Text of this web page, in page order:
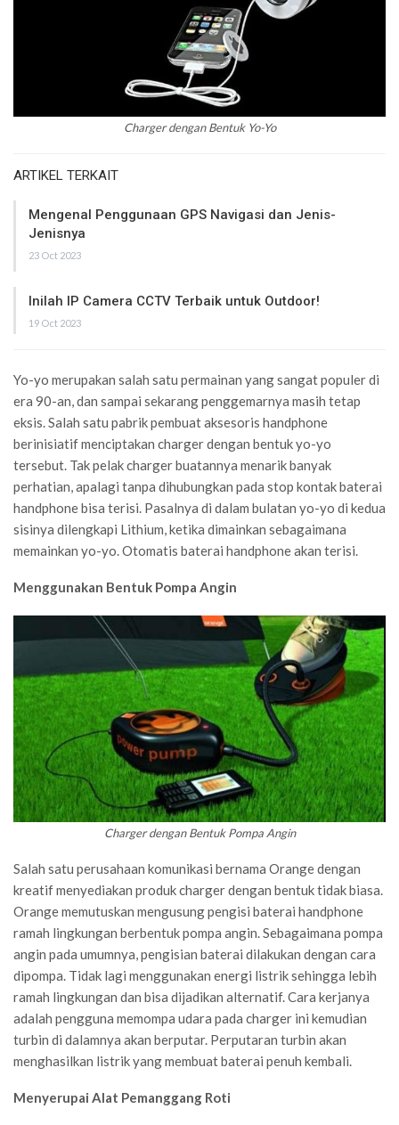
Charger dengan Bentuk Yo-Yo
ARTIKEL TERKAIT
Mengenal Penggunaan GPS Navigasi dan Jenis-
Jenisnya
23 Oct 2023
Inilah IP Camera CCTV Terbaik untuk Outdoor!
19 Oct 2023
Yo-yo merupakan salah satu permainan yang sangat populer di
era 90-an, dan sampai sekarang penggemarnya masih tetap
eksis. Salah satu pabrik pembuat aksesoris handphone
berinisiatif menciptakan charger dengan bentuk yo-yo
tersebut. Tak pelak charger buatannya menarik banyak
perhatian, apalagi tanpa dihubungkan pada stop kontak baterai
handphone bisa terisi. Pasalnya di dalam bulatan yo-yo di kedua
sisinya dilengkapi Lithium, ketika dimainkan sebagaimana
memainkan yo-yo. Otomatis baterai handphone akan terisi.
Menggunakan Bentuk Pompa Angin
Charger dengan Bentuk Pompa Angin
Salah satu perusahaan komunikasi bernama Orange dengan
kreatif menyediakan produk charger dengan bentuk tidak biasa.
Orange memutuskan mengusung pengisi baterai handphone
ramah lingkungan berbentuk pompa angin. Sebagaimana pompa
angin pada umumnya, pengisian baterai dilakukan dengan cara
dipompa. Tidak lagi menggunakan energi listrik sehingga lebih
ramah lingkungan dan bisa dijadikan alternatif. Cara kerjanya
adalah pengguna memompa udara pada charger ini kemudian
turbin di dalamnya akan berputar. Perputaran turbin akan
menghasilkan listrik yang membuat baterai penuh kembali.
Menyerupai Alat Pemanggang Roti